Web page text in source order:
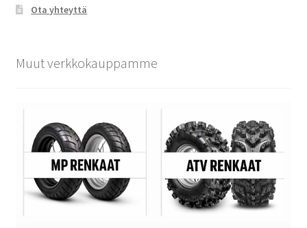
Ota yhteyttä
Muut verkkokauppamme